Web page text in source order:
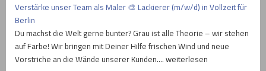
Verstärke unser Team als Maler 🎨 Lackierer (m/w/d) in Vollzeit für
Berlin
Du machst die Welt gerne bunter? Grau ist alle Theorie – wir stehen
auf Farbe! Wir bringen mit Deiner Hilfe frischen Wind und neue
Vorstriche an die Wände unserer Kunden.… weiterlesen